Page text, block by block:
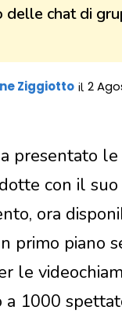
delle chat di
Ziggiotto il 2
presentato le
con il
ora
primo piano
le
1000